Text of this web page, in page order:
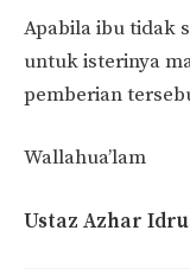
Apabila ibu tidak
untuk isterinya
pemberian
Wallahua’lam
Ustaz Azhar